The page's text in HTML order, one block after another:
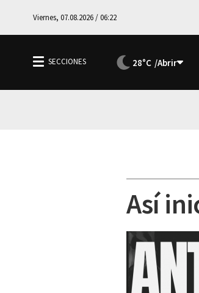
Viernes, 07.08.2026 / 06:22
28°C
Así